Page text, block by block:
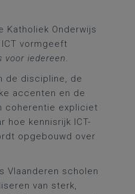
Katholiek Onderwijs
vormgeeft
voor iedereen.
de discipline, de
accenten en de
coherentie expliciet
hoe kennisrijk ICT-
opgebouwd over
Vlaanderen scholen
van sterk,